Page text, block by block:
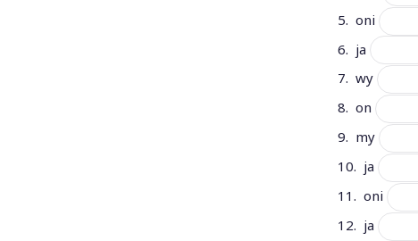
5. oni
6. ja
7. wy
8. on
9. my
10. ja
11. oni
12. ja